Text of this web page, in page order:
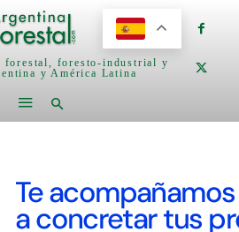
forestal, foresto-industrial y
y América Latina